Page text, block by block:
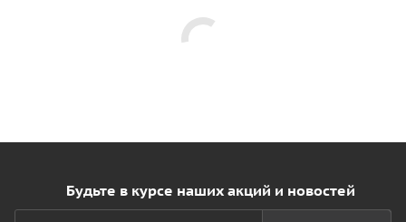
Будьте в курсе наших акций и новостей